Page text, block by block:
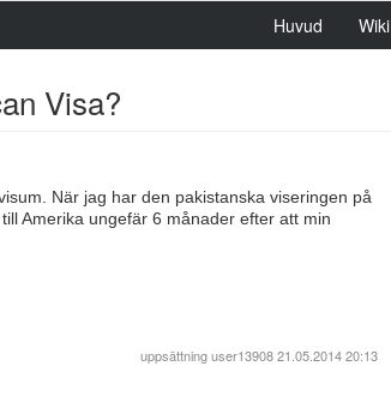
Huvud Wiki
Visa?
När jag har den pakistanska viseringen på
Amerika ungefär 6 månader efter att min
uppsättninguser1390821.05.2014 20:13